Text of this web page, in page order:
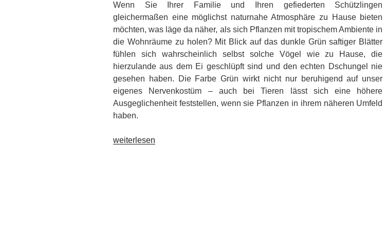
Wenn Sie Ihrer Familie und Ihren gefiederten Schützlingen
gleichermaßen eine möglichst naturnahe Atmosphäre zu Hause bieten
möchten, was läge da näher, als sich Pflanzen mit tropischem Ambiente in
die Wohnräume zu holen? Mit Blick auf das dunkle Grün saftiger Blätter
fühlen sich wahrscheinlich selbst solche Vögel wie zu Hause, die
hierzulande aus dem Ei geschlüpft sind und den echten Dschungel nie
gesehen haben. Die Farbe Grün wirkt nicht nur beruhigend auf unser
eigenes Nervenkostüm – auch bei Tieren lässt sich eine höhere
Ausgeglichenheit feststellen, wenn sie Pflanzen in ihrem näheren Umfeld
haben.
„Tropen-
weiterlesen